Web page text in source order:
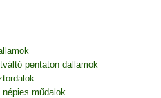
pentaton dallamok
műdalok